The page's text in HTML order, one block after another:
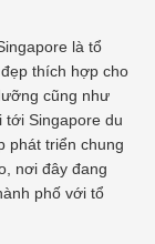
là tổ
thích hợp cho
cũng như
tới Singapore du
phát triển chung
nơi đây đang
phố với tổ